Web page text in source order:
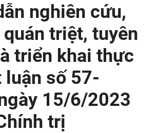
nghiên cứu,
triệt, tuyên
triển khai thực
luận số 57-
15/6/2023
trị